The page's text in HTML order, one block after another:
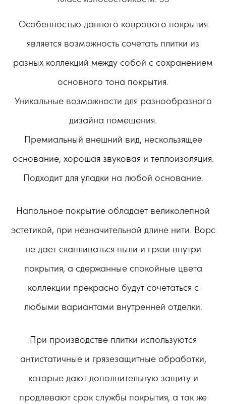
Особенностью данного коврового покрытия
является возможность сочетать плитки из
разных коллекций между собой с сохранением
основного тона покрытия.
Уникальные возможности для разнообразного
дизайна помещения.
Премиальный внешний вид, нескользящее
основание, хорошая звуковая и теплоизоляция.
Подходит для уладки на любой основание.
Напольное покрытие обладает великолепной
эстетикой, при незначительной длине нити. Ворс
не дает скапливаться пыли и грязи внутри
покрытия, а сдержанные спокойные цвета
коллекции прекрасно будут сочетаться с
любыми вариантами внутренней отделки.
При производстве плитки используются
антистатичные и грязезащитные обработки,
которые дают дополнительную защиту и
продлевают срок службы покрытия, а так же